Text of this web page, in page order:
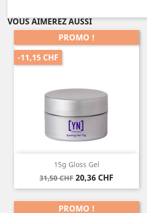
VOUS AIMEREZ AUSSI
15g Gloss Gel
Prix
de
31,50 CHF Prix
20,36 CHF
PROMO !
-11,15 CHF
PROMO !